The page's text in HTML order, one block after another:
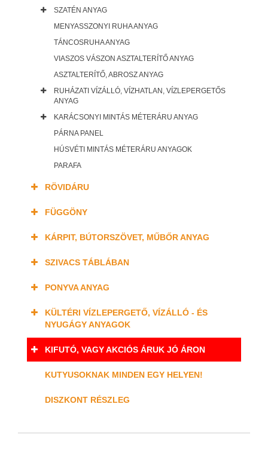
SZATÉN ANYAG
MENYASSZONYI RUHA ANYAG
TÁNCOSRUHA ANYAG
VIASZOS VÁSZON ASZTALTERÍTŐ ANYAG
ASZTALTERÍTŐ, ABROSZ ANYAG
RUHÁZATI VÍZÁLLÓ, VÍZHATLAN, VÍZLEPERGETŐS
ANYAG
KARÁCSONYI MINTÁS MÉTERÁRU ANYAG
PÁRNA PANEL
HÚSVÉTI MINTÁS MÉTERÁRU ANYAGOK
PARAFA
RÖVIDÁRU
FÜGGÖNY
KÁRPIT, BÚTORSZÖVET, MŰBŐR ANYAG
SZIVACS TÁBLÁBAN
PONYVA ANYAG
KÜLTÉRI VÍZLEPERGETŐ, VÍZÁLLÓ - ÉS
NYUGÁGY ANYAGOK
KIFUTÓ, VAGY AKCIÓS ÁRUK JÓ ÁRON
KUTYUSOKNAK MINDEN EGY HELYEN!
DISZKONT RÉSZLEG